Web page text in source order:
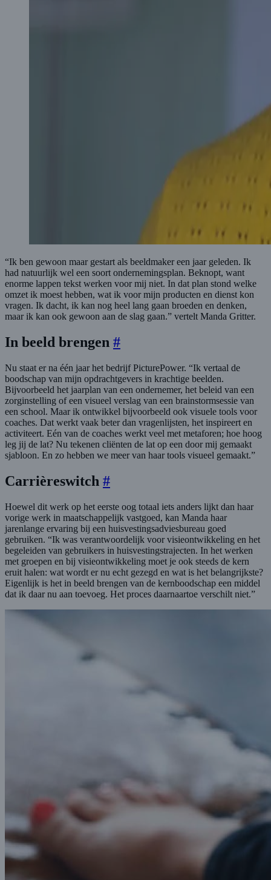
“Ik ben gewoon maar gestart als beeldmaker een jaar geleden. Ik
had natuurlijk wel een soort ondernemingsplan. Beknopt, want
enorme lappen tekst werken voor mij niet. In dat plan stond welke
omzet ik moest hebben, wat ik voor mijn producten en dienst kon
vragen. Ik dacht, ik kan nog heel lang gaan broeden en denken,
maar ik kan ook gewoon aan de slag gaan.” vertelt Manda Gritter.
In beeld brengen #
Nu staat er na één jaar het bedrijf PicturePower. “Ik vertaal de
boodschap van mijn opdrachtgevers in krachtige beelden.
Bijvoorbeeld het jaarplan van een ondernemer, het beleid van een
zorginstelling of een visueel verslag van een brainstormsessie van
een school. Maar ik ontwikkel bijvoorbeeld ook visuele tools voor
coaches. Dat werkt vaak beter dan vragenlijsten, het inspireert en
activiteert. Eén van de coaches werkt veel met metaforen; hoe hoog
leg jij de lat? Nu tekenen cliënten de lat op een door mij gemaakt
sjabloon. En zo hebben we meer van haar tools visueel gemaakt.”
Carrièreswitch #
Hoewel dit werk op het eerste oog totaal iets anders lijkt dan haar
vorige werk in maatschappelijk vastgoed, kan Manda haar
jarenlange ervaring bij een huisvestingsadviesbureau goed
gebruiken. “Ik was verantwoordelijk voor visieontwikkeling en het
begeleiden van gebruikers in huisvestingstrajecten. In het werken
met groepen en bij visieontwikkeling moet je ook steeds de kern
eruit halen: wat wordt er nu echt gezegd en wat is het belangrijkste?
Eigenlijk is het in beeld brengen van de kernboodschap een middel
dat ik daar nu aan toevoeg. Het proces daarnaartoe verschilt niet.”